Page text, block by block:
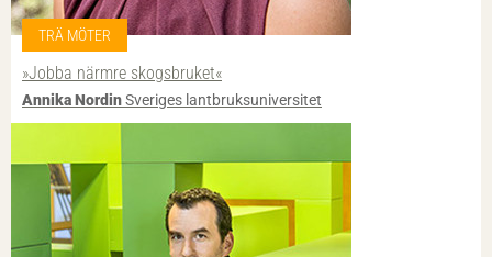
TRÄ MÖTER
»Jobba närmre skogsbruket«
Annika NordinSveriges lantbruksuniversitet